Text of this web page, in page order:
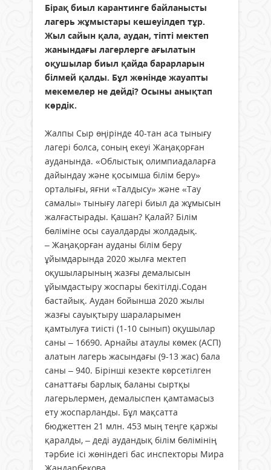
Бірақ биыл карантинге байланысты
лагерь жұмыстары кешеуілдеп тұр.
Жыл сайын қала, аудан, тіпті мектеп
жанындағы лагерлерге ағылатын
оқушылар биыл қайда барарларын
білмей қалды. Бұл жөнінде жауапты
мекемелер не дейді? Осыны анықтап
көрдік.
Жалпы Сыр өңірінде 40-тан аса тынығу
лагері болса, соның екеуі Жаңақорған
ауданында. «Облыстық олимпиадаларға
дайындау және қосымша білім беру»
орталығы, яғни «Талдысу» және «Тау
самалы» тынығу лагері биыл да жұмысын
жалғастырады. Қашан? Қалай? Білім
бөліміне осы сауалдарды жолдадық.
– Жаңақорған ауданы білім беру
ұйымдарында 2020 жылға мектеп
оқушыларының жазғы демалысын
ұйымдастыру жоспары бекітілді.Содан
бастайық. Аудан бойынша 2020 жылы
жазғы сауықтыру шараларымен
қамтылуға тиісті (1-10 сынып) оқушылар
саны – 16690. Арнайы атаулы көмек (АСП)
алатын лагерь жасындағы (9-13 жас) бала
саны – 940. Бірінші кезекте көрсетілген
санаттағы барлық баланы сыртқы
лагерьлермен, демалыспен қамтамасыз
ету жоспарланды. Бұл мақсатта
бюджеттен 21 млн. 453 мың теңге қаржы
қаралды, – деді аудандық білім бөлімінің
тәрбие ісі жөніндегі бас инспекторы Мира
Жандарбекова.